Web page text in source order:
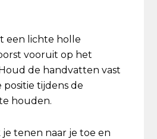
een lichte holle
vooruit op het
de handvatten vast
tijdens de
houden.
tenen naar je toe en